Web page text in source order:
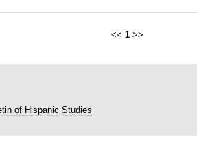
<< 1 >>
of Hispanic Studies